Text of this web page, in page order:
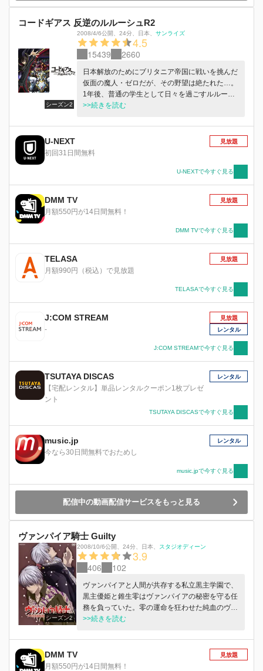
コードギアス 反逆のルルーシュR2
シーズン2
2008/4/6公開 24分 日本 サンライズ
4.5
15439 2660
日本解放のためにブリタニア帝国に戦いを挑んだ
仮面の魔人・ゼロだが、その野望は絶たれた…。
1年後、普通の学生として日々を過ごすルルーシ
ュだが、少女C.C.と再会したことで記憶を取り戻
な反逆を開始する！
>>続きを読む
U-NEXT
初回31日間無料
見放題
U-NEXTで今すぐ見る
DMM TV
月額550円が14日間無料！
見放題
DMM TVで今すぐ見る
TELASA
月額990円（税込）で見放題
見放題
TELASAで今すぐ見る
J:COM STREAM
-
見放題
レンタル
J:COM STREAMで今すぐ見る
TSUTAYA DISCAS
【宅配レンタル】単品レンタルクーポン1枚プレゼ
ント
レンタル
TSUTAYA DISCASで今すぐ見る
music.jp
今なら30日間無料でおためし
レンタル
music.jpで今すぐ見る
配信中の動画配信サービスをもっと見る
ヴァンパイア騎士 Guilty
シーズン2
2008/10/6公開 24分 日本 スタジオディーン
3.9
406 102
ヴァンパイアと人間が共存する私立黒主学園で、
黒主優姫と錐生零はヴァンパイアの秘密を守る任
務を負っていた。零の運命を狂わせた純血のヴァ
ンパイア・緋桜閑の死によって学園に一応の平和
>>続きを読む
DMM TV
月額550円が14日間無料！
見放題